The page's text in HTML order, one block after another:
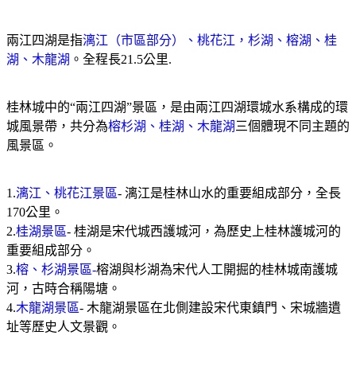
兩江四湖是指漓江（市區部分）、桃花江，杉湖、榕湖、桂
湖、木龍湖 。全程長21.5公里.
桂林城中的“兩江四湖”景區，是由兩江四湖環城水系構成的環
城風景帶，共分為榕杉湖、桂湖、木龍湖 三個體現不同主題的
風景區。
1.漓江、桃花江景區- 漓江是桂林山水的重要組成部分，全長
170公里。
2.桂湖景區- 桂湖是宋代城西護城河，為歷史上桂林護城河的
重要組成部分。
3.榕、杉湖景區-榕湖與杉湖為宋代人工開掘的桂林城南護城
河，古時合稱陽塘。
4.木龍湖景區- 木龍湖景區在北側建設宋代東鎮門、宋城牆遺
址等歷史人文景觀。